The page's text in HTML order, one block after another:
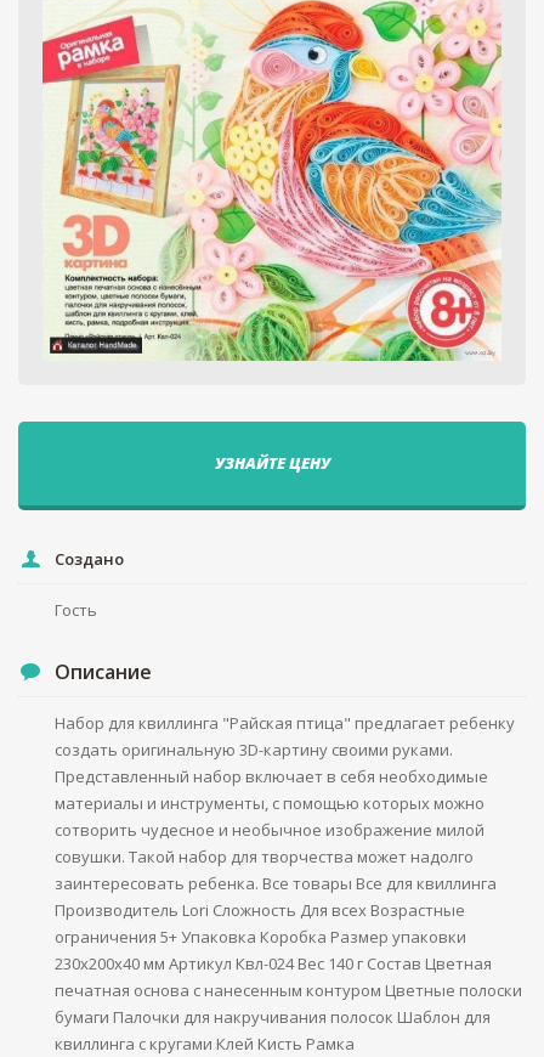
УЗНАЙТЕ ЦЕНУ
Создано
Гость
Описание
Набор для квиллинга "Райская птица" предлагает ребенку
создать оригинальную 3D-картину своими руками.
Представленный набор включает в себя необходимые
материалы и инструменты, с помощью которых можно
сотворить чудесное и необычное изображение милой
совушки. Такой набор для творчества может надолго
заинтересовать ребенка. Все товары Все для квиллинга
Производитель Lori Сложность Для всех Возрастные
ограничения 5+ Упаковка Коробка Размер упаковки
230x200x40 мм Артикул Квл-024 Вес 140 г Состав Цветная
печатная основа с нанесенным контуром Цветные полоски
бумаги Палочки для накручивания полосок Шаблон для
квиллинга с кругами Клей Кисть Рамка